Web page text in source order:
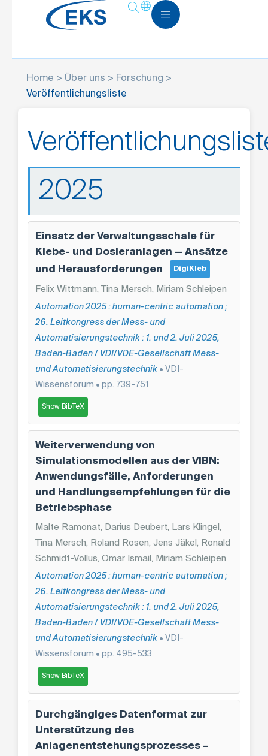
Home > Über uns > Forschung >
Veröffentlichungsliste
2025
Einsatz der Verwaltungsschale für
Klebe- und Dosieranlagen — Ansätze
und Herausforderungen
DigiKleb
Felix Wittmann, Tina Mersch, Miriam Schleipen
Automation 2025 : human-centric automation ;
26. Leitkongress der Mess- und
Automatisierungstechnik : 1. und 2. Juli 2025,
Baden-Baden / VDI/VDE-Gesellschaft Mess-
und Automatisierungstechnik • VDI-
Wissensforum • pp. 739-751
Show BibTeX
Weiterverwendung von
Simulationsmodellen aus der VIBN:
Anwendungsfälle, Anforderungen
und Handlungsempfehlungen für die
Betriebsphase
Malte Ramonat, Darius Deubert, Lars Klingel,
Tina Mersch, Roland Rosen, Jens Jäkel, Ronald
Schmidt-Vollus, Omar Ismail, Miriam Schleipen
Automation 2025 : human-centric automation ;
26. Leitkongress der Mess- und
Automatisierungstechnik : 1. und 2. Juli 2025,
Baden-Baden / VDI/VDE-Gesellschaft Mess-
und Automatisierungstechnik • VDI-
Wissensforum • pp. 495-533
Show BibTeX
Durchgängiges Datenformat zur
Unterstützung des
Anlagenentstehungsprozesses –